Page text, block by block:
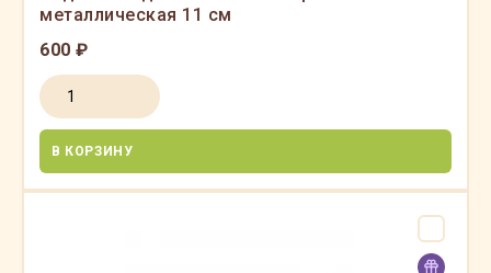
металлическая 11 см
600 ₽
В КОРЗИНУ